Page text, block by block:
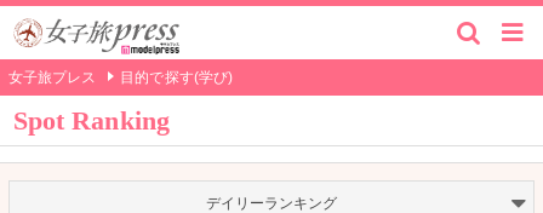
女子旅プレス 目的で探す(学び)
Spot Ranking
デイリーランキング